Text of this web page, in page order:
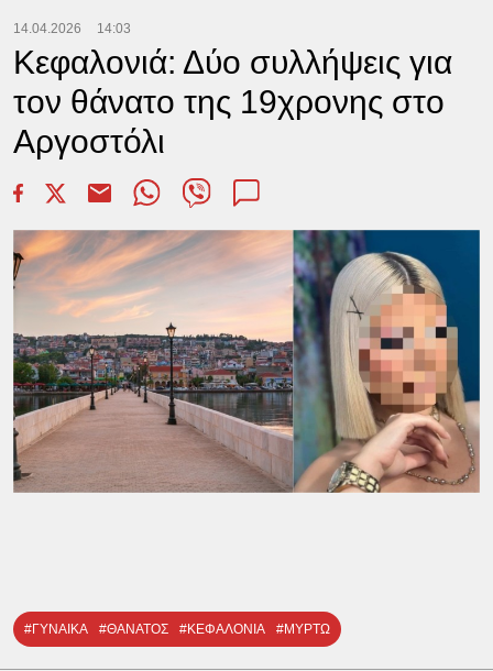
14.04.2026 14:03
Κεφαλονιά: Δύο συλλήψεις για
τον θάνατο της 19χρονης στο
Αργοστόλι
#ΓΥΝΑΙΚΑ #ΘΑΝΑΤΟΣ #ΚΕΦΑΛΟΝΙΑ #ΜΥΡΤΩ